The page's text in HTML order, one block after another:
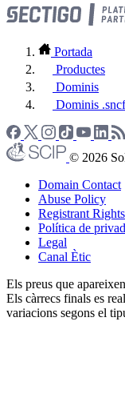
Portada
Productes
Dominis
Dominis .sncf
© 2026
Domain Contact
Abuse Policy
Registrant Rights
Política de
Legal
Canal Ètic
Els preus que
Els càrrecs finals es
variacions segons el